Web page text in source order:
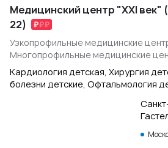
Медицинский центр "XXI век"
22)
Узкопрофильные медицинские
Многопрофильные медицинские
Кардиология детская, Хирургия
болезни детские, Офтальмология